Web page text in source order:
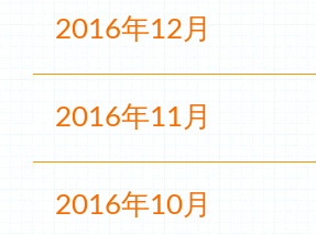
2016年12月
2016年11月
2016年10月